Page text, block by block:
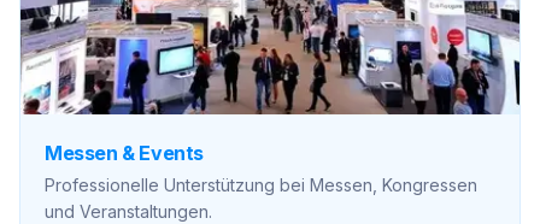
Messen & Events
Professionelle Unterstützung bei Messen, Kongressen
und Veranstaltungen.